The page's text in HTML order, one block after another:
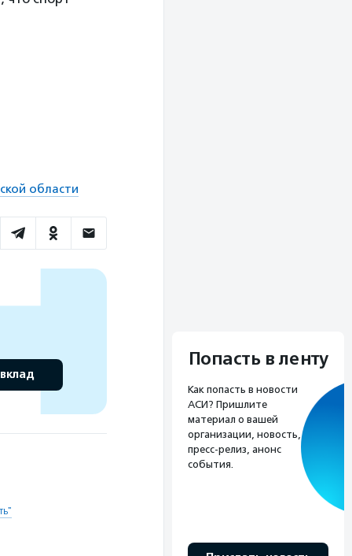
области
Попасть в ленту
Как попасть в новости
АСИ? Пришлите
материал о вашей
организации, новость,
пресс-релиз, анонс
события.